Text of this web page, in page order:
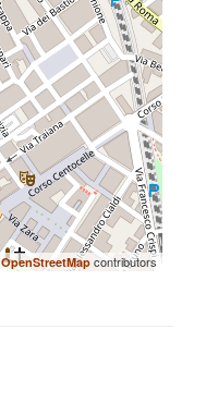
OpenStreetMap contributors